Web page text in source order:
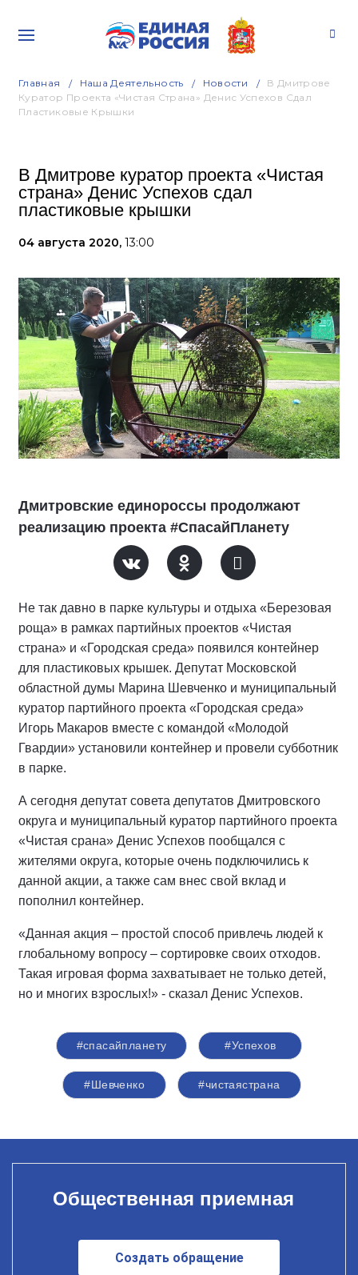
Главная Наша Деятельность Новости
В Дмитрове
Куратор Проекта «Чистая Страна» Денис Успехов Сдал
Пластиковые Крышки
В Дмитрове куратор проекта «Чистая
страна» Денис Успехов сдал
пластиковые крышки
04 августа 2020, 13:00
Дмитровские единороссы продолжают
реализацию проекта #СпасайПланету
Не так давно в парке культуры и отдыха «Березовая
роща» в рамках партийных проектов «Чистая
страна» и «Городская среда» появился контейнер
для пластиковых крышек. Депутат Московской
областной думы Марина Шевченко и муниципальный
куратор партийного проекта «Городская среда»
Игорь Макаров вместе с командой «Молодой
Гвардии» установили контейнер и провели субботник
в парке.
А сегодня депутат совета депутатов Дмитровского
округа и муниципальный куратор партийного проекта
«Чистая срана» Денис Успехов пообщался с
жителями округа, которые очень подключились к
данной акции, а также сам внес свой вклад и
пополнил контейнер.
«Данная акция – простой способ привлечь людей к
глобальному вопросу – сортировке своих отходов.
Такая игровая форма захватывает не только детей,
но и многих взрослых!» - сказал Денис Успехов.
#спасайпланету #Успехов
#Шевченко #чистаястрана
Общественная приемная
Создать обращение